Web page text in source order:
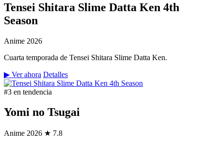
Tensei Shitara Slime Datta Ken 4th
Season
Anime 2026
Cuarta temporada de Tensei Shitara Slime Datta Ken.
▶ Ver ahora Detalles
#3 en tendencia
Yomi no Tsugai
Anime 2026 ★ 7.8